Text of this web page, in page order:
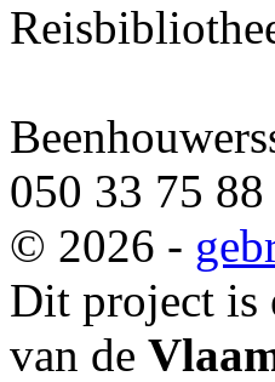
050 33 75 88
© 2026 -
Dit project
van de